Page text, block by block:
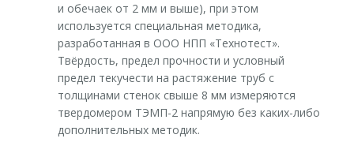
и обечаек от 2 мм и выше), при этом
используется специальная методика,
разработанная в ООО НПП «Технотест».
Твёрдость, предел прочности и условный
предел текучести на растяжение труб с
толщинами стенок свыше 8 мм измеряются
твердомером ТЭМП-2 напрямую без каких-либо
дополнительных методик.